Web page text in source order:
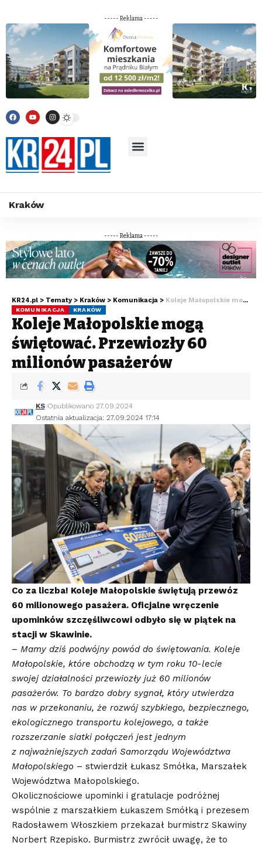
----- Reklama -----
Kraków
----- Reklama -----
KR24.pl > Tematy > Kraków > Komunikacja > Koleje Małopolskie mogą świętować. Przewiozły 60 milionów pasażerów
KOMUNIKACJA KRAKÓW
Koleje Małopolskie mogą
świętować. Przewiozły 60
milionów pasażerów
Ostatnia aktualizacja: 27.09.2024 17:14
KS Opublikowano 27.09.2024
Co za liczba! Koleje Małopolskie świętują przewóz
60 milionowego pasażera. Oficjalne wręczenie
upominków szczęśliwcowi odbyło się w piątek na
stacji w Skawinie.
– Mamy dziś podwójny powód do świętowania. Koleje
Małopolskie, które obchodzą w tym roku 10-lecie
swojej działalności przewiozły już 60 milionów
pasażerów. To bardzo dobry sygnał, który utwierdza
nas w przekonaniu, że rozwój szybkiego, bezpiecznego,
ekologicznego transportu kolejowego, a także
rozszerzanie siatki połączeń jest jednym
z najważniejszych zadań Samorządu Województwa
Małopolskiego – stwierdził Łukasz Smółka, Marszałek
Województwa Małopolskiego.
Okolicznościowe upominki i gratulacje podróżnej
wspólnie z marszałkiem Łukaszem Smółką i prezesem
Radosławem Włoszkiem przekazał burmistrz Skawiny
Norbert Rzepisko. Burmistrz zwrócił uwagę, że to